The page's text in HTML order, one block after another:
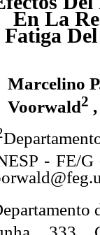
En La
Fatiga
Marcelino
Voorwald2
- FE/